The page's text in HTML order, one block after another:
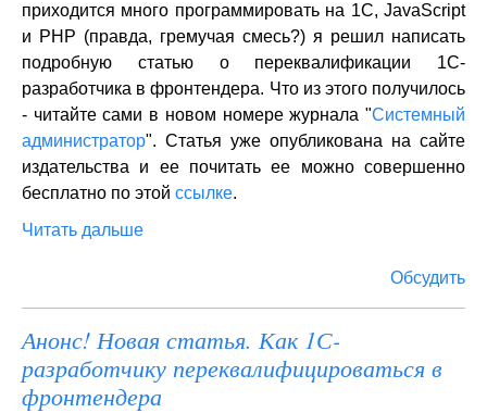
приходится много программировать на 1С, JavaScript
и PHP (правда, гремучая смесь?) я решил написать
подробную статью о переквалификации 1С-
разработчика в фронтендера. Что из этого получилось
- читайте сами в новом номере журнала "Системный
администратор". Статья уже опубликована на сайте
издательства и ее почитать ее можно совершенно
бесплатно по этой ссылке.
Читать дальше
Обсудить
Анонс! Новая статья. Как 1С-
разработчику переквалифицироваться в
фронтендера